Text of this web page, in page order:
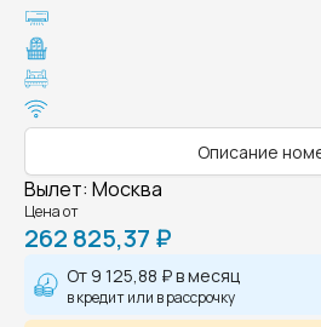
Описание
Вылет: Москва
Цена от
262 825,37 ₽
От 9 125,88 ₽в месяц
в кредит или в рассрочку